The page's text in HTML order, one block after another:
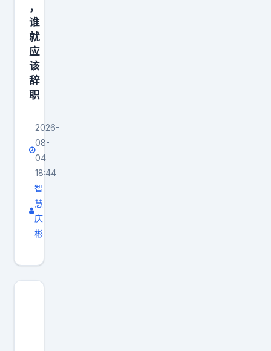
慑
。
但
也
要
清
，
马
科
斯
政
府
内
，
谁
就
应
该
辞
职
2026-
08-
04
18:44
智
慧
庆
彬